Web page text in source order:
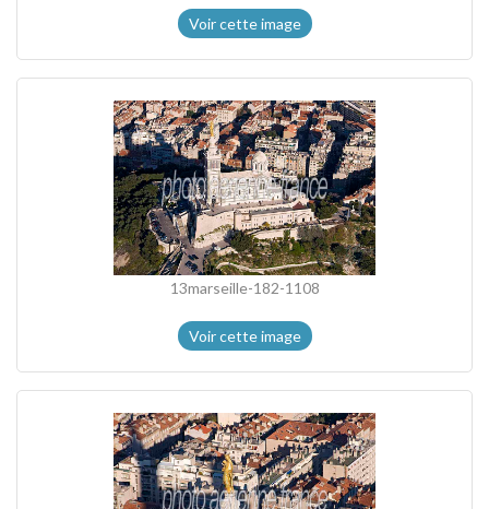
Voir cette image
13marseille-182-1108
Voir cette image